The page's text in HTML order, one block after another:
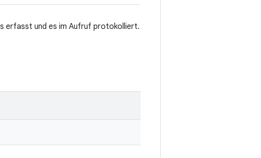
erfasst und es im Aufruf protokolliert.